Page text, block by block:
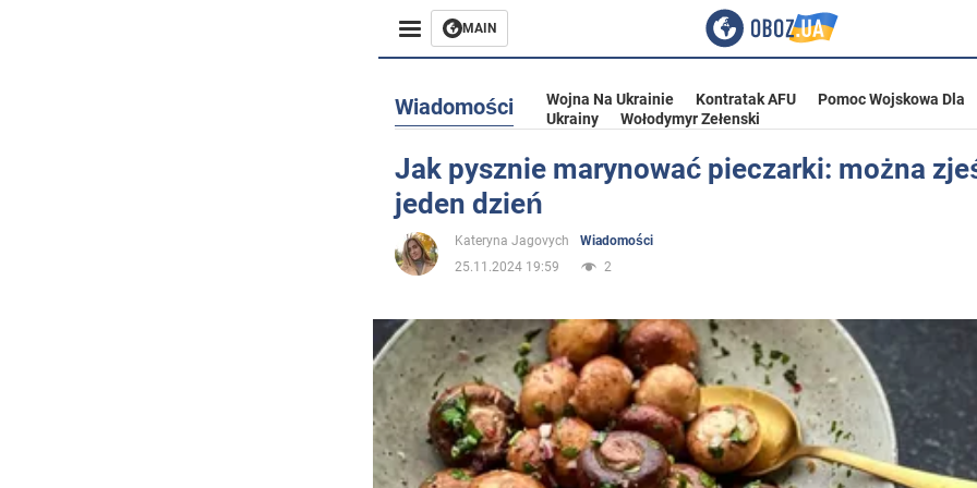
MAIN
Rozrywka
Życie
Społeczeństwo
Wojna na Ukrainie
Świat
Wiadomości Wojna Na Ukrainie Kontratak AFU
Pomoc Wojskowa Dla
Ukrainy
Wołodymyr Zełenski
Jak pysznie marynować pieczarki: można
jeden dzień
Kateryna Jagovych
Wiadomości
25.11.2024 19:59
2